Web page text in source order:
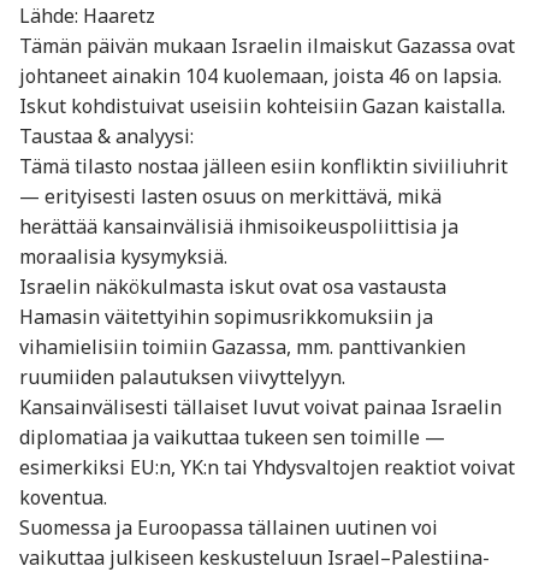
Lähde: Haaretz
Tämän päivän mukaan Israelin ilmaiskut Gazassa ovat
johtaneet ainakin 104 kuolemaan, joista 46 on lapsia.
Iskut kohdistuivat useisiin kohteisiin Gazan kaistalla.
Taustaa & analyysi:
Tämä tilasto nostaa jälleen esiin konfliktin siviiliuhrit
— erityisesti lasten osuus on merkittävä, mikä
herättää kansainvälisiä ihmisoikeuspoliittisia ja
moraalisia kysymyksiä.
Israelin näkökulmasta iskut ovat osa vastausta
Hamasin väitettyihin sopimusrikkomuksiin ja
vihamielisiin toimiin Gazassa, mm. panttivankien
ruumiiden palautuksen viivyttelyyn.
Kansainvälisesti tällaiset luvut voivat painaa Israelin
diplomatiaa ja vaikuttaa tukeen sen toimille —
esimerkiksi EU:n, YK:n tai Yhdysvaltojen reaktiot voivat
koventua.
Suomessa ja Euroopassa tällainen uutinen voi
vaikuttaa julkiseen keskusteluun Israel–Palestiina-